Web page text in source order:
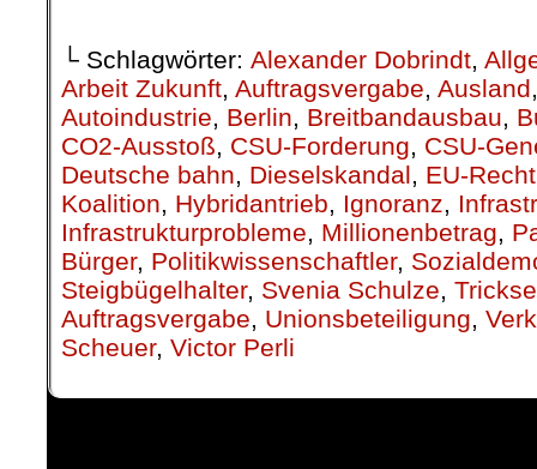
└ Schlagwörter: Alexander Dobrindt,
Arbeit Zukunft, Auftragsvergabe, Ausland
Autoindustrie, Berlin, Breitbandausbau,
CO2-Ausstoß, CSU-Forderung, CSU-
Deutsche bahn, Dieselskandal, EU-Recht
Koalition, Hybridantrieb, Ignoranz,
Infrastrukturprobleme, Millionenbetrag,
Bürger, Politikwissenschaftler,
Steigbügelhalter, Svenia Schulze,
Auftragsvergabe, Unionsbeteiligung,
Scheuer, Victor Perli